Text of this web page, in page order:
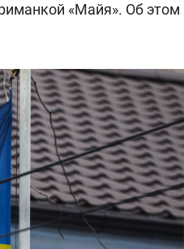
«Майя». Об этом